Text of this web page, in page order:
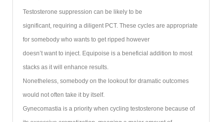
Testosterone suppression can be likely to be
significant, requiring a diligent PCT. These cycles are appropriate
for somebody who wants to get ripped however
doesn’t want to inject. Equipoise is a beneficial addition to most
stacks as it will enhance results.
Nonetheless, somebody on the lookout for dramatic outcomes
would not often take it by itself.
Gynecomastia is a priority when cycling testosterone because of